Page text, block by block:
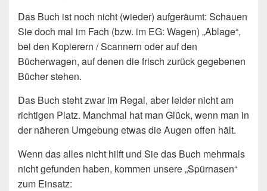
Das Buch ist noch nicht (wieder) aufgeräumt: Schauen
Sie doch mal im Fach (bzw. im EG: Wagen) „Ablage“,
bei den Kopierern / Scannern oder auf den
Bücherwagen, auf denen die frisch zurück gegebenen
Bücher stehen.
Das Buch steht zwar im Regal, aber leider nicht am
richtigen Platz. Manchmal hat man Glück, wenn man in
der näheren Umgebung etwas die Augen offen hält.
Wenn das alles nicht hilft und Sie das Buch mehrmals
nicht gefunden haben, kommen unsere „Spürnasen“
zum Einsatz: